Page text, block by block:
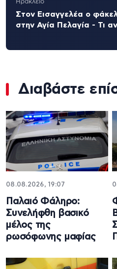
Ηράκλειο
Στον Εισαγγελέα ο
στην Αγία Πελαγία - Τι
Διαβάστε
08.08.2026, 19:07
Παλαιό Φάληρο:
Συνελήφθη βασικό
μέλος της
ρωσόφωνης μαφίας